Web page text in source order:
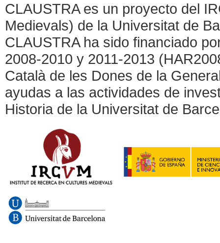
CLAUSTRA es un proyecto del
Medievals) de la Universitat de
CLAUSTRA ha sido financiado
2008-2010 y 2011-2013
Català de les Dones de la
ayudas a las actividades de
Historia de la Universitat de